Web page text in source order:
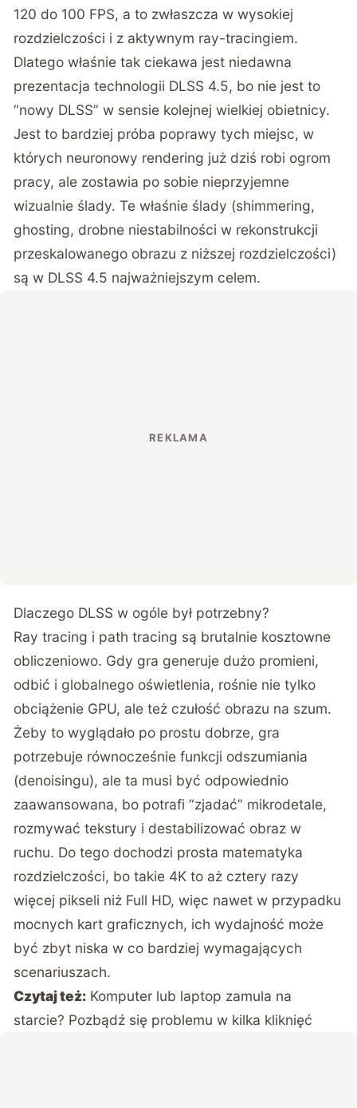
120 do 100 FPS, a to zwłaszcza w wysokiej
rozdzielczości i z aktywnym ray-tracingiem.
Dlatego właśnie tak ciekawa jest niedawna
prezentacja technologii DLSS 4.5, bo nie jest to
“nowy DLSS” w sensie kolejnej wielkiej obietnicy.
Jest to bardziej próba poprawy tych miejsc, w
których neuronowy rendering już dziś robi ogrom
pracy, ale zostawia po sobie nieprzyjemne
wizualnie ślady. Te właśnie ślady (shimmering,
ghosting, drobne niestabilności w rekonstrukcji
przeskalowanego obrazu z niższej rozdzielczości)
są w DLSS 4.5 najważniejszym celem.
Dlaczego DLSS w ogóle był potrzebny?
Ray tracing i path tracing są brutalnie kosztowne
obliczeniowo. Gdy gra generuje dużo promieni,
odbić i globalnego oświetlenia, rośnie nie tylko
obciążenie GPU, ale też czułość obrazu na szum.
Żeby to wyglądało po prostu dobrze, gra
potrzebuje równocześnie funkcji odszumiania
(denoisingu), ale ta musi być odpowiednio
zaawansowana, bo potrafi “zjadać” mikrodetale,
rozmywać tekstury i destabilizować obraz w
ruchu. Do tego dochodzi prosta matematyka
rozdzielczości, bo takie 4K to aż cztery razy
więcej pikseli niż Full HD, więc nawet w przypadku
mocnych kart graficznych, ich wydajność może
być zbyt niska w co bardziej wymagających
scenariuszach.
Czytaj też: Komputer lub laptop zamula na
starcie? Pozbądź się problemu w kilka kliknięć